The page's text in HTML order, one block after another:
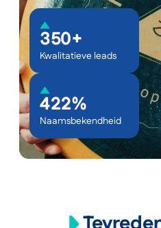
350+
Kwalitatieve leads
422%
Naamsbekendheid